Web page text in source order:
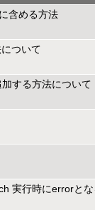
含める方法
ついて
する方法について
実行時にerrorと